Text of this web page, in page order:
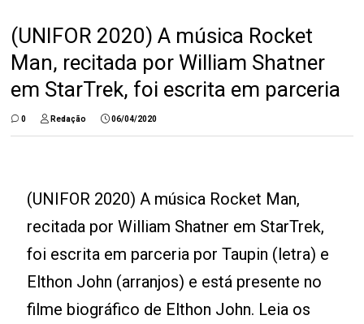
(UNIFOR 2020) A música Rocket
Man, recitada por William Shatner
em StarTrek, foi escrita em parceria
0 Redação 06/04/2020
(UNIFOR 2020) A música Rocket Man,
recitada por William Shatner em StarTrek,
foi escrita em parceria por Taupin (letra) e
Elthon John (arranjos) e está presente no
filme biográfico de Elthon John. Leia os